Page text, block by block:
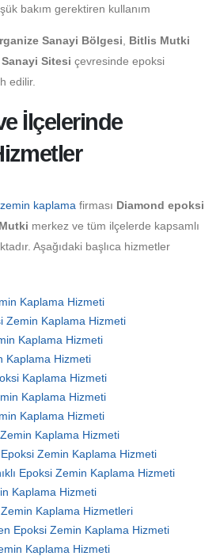
bakım gerektiren kullanım
Sanayi Bölgesi
Bitlis Mutki
Sitesi çevresinde epoksi
edilir.
İlçelerinde
kaplama firması Diamond epoksi
merkez ve tüm ilçelerde kapsamlı
Aşağıdaki başlıca hizmetler
Kaplama Hizmeti
Zemin Kaplama Hizmeti
Kaplama Hizmeti
Kaplama Hizmeti
Kaplama Hizmeti
Kaplama Hizmeti
Kaplama Hizmeti
Kaplama Hizmeti
Epoksi Zemin Kaplama Hizmeti
Epoksi Zemin Kaplama Hizmeti
Kaplama Hizmeti
Kaplama Hizmetleri
Epoksi Zemin Kaplama Hizmeti
Kaplama Hizmeti